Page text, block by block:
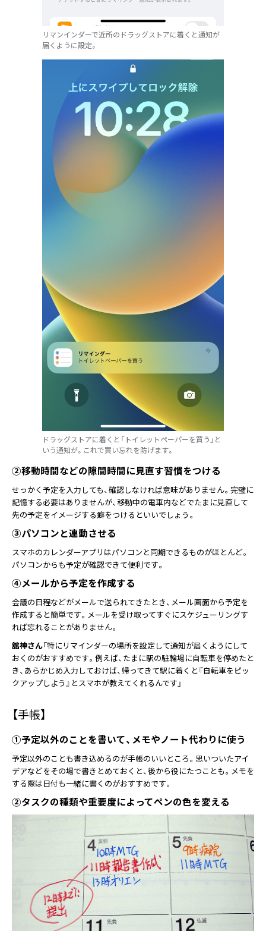
リマンインダーで近所のドラッグストアに着くと通知が
届くように設定。
ドラッグストアに着くと「トイレットペーパーを買う」と
いう通知が。これで買い忘れを防げます。
②移動時間などの隙間時間に見直す習慣をつける
せっかく予定を入力しても、確認しなければ意味がありません。完璧に
記憶する必要はありませんが、移動中の電車内などでたまに見直して
先の予定をイメージする癖をつけるといいでしょう。
③パソコンと連動させる
スマホのカレンダーアプリはパソコンと同期できるものがほとんど。
パソコンからも予定が確認できて便利です。
④メールから予定を作成する
会議の日程などがメールで送られてきたとき、メール画面から予定を
作成すると簡単です。メールを受け取ってすぐにスケジューリングす
れば忘れることがありません。
舘神さん「特にリマインダーの場所を設定して通知が届くようにして
おくのがおすすめです。例えば、たまに駅の駐輪場に自転車を停めたと
き、あらかじめ入力しておけば、帰ってきて駅に着くと『自転車をピッ
クアップしよう』とスマホが教えてくれるんです」
【手帳】
①予定以外のことを書いて、メモやノート代わりに使う
予定以外のことも書き込めるのが手帳のいいところ。思いついたアイ
デアなどをその場で書きとめておくと、後から役にたつことも。メモを
する際は日付も一緒に書くのがおすすめです。
②タスクの種類や重要度によってペンの色を変える